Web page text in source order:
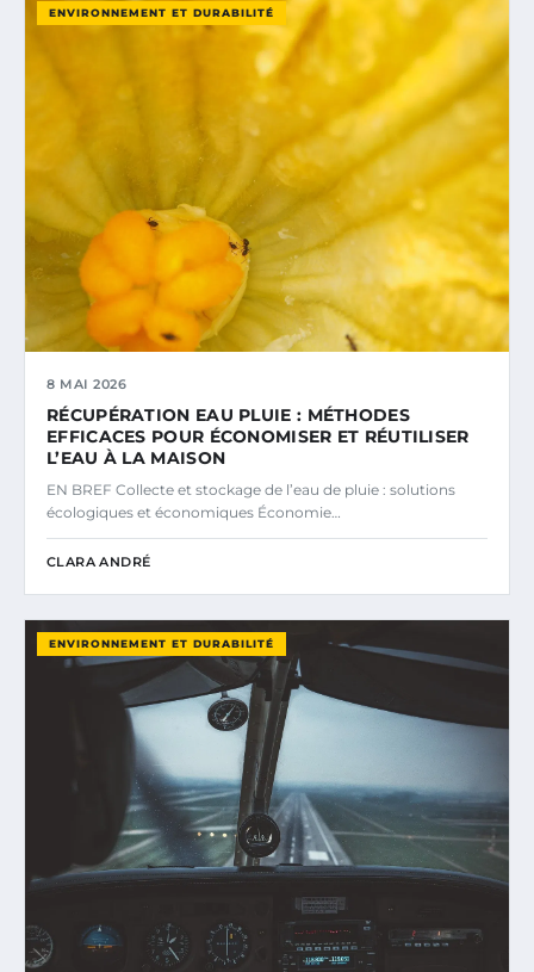
ENVIRONNEMENT ET DURABILITÉ
8 MAI 2026
RÉCUPÉRATION EAU PLUIE : MÉTHODES
EFFICACES POUR ÉCONOMISER ET RÉUTILISER
L’EAU À LA MAISON
EN BREF Collecte et stockage de l’eau de pluie : solutions
écologiques et économiques Économie…
CLARA ANDRÉ
ENVIRONNEMENT ET DURABILITÉ